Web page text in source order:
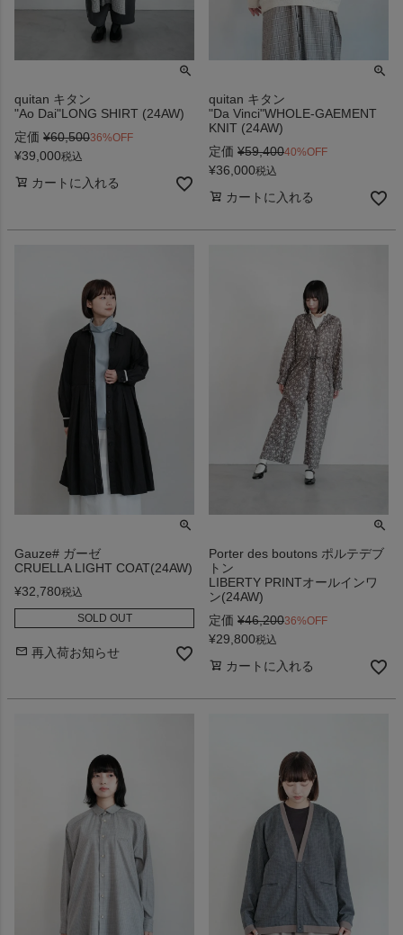
quitan キタン
"Ao Dai"LONG SHIRT (24AW)
定価 ¥60,50036%OFF
¥39,000税込
カートに入れる
quitan キタン
"Da Vinci"WHOLE-GAEMENT
KNIT (24AW)
定価 ¥59,40040%OFF
¥36,000税込
カートに入れる
Gauze# ガーゼ
CRUELLA LIGHT COAT(24AW)
¥32,780税込
SOLD OUT
再入荷お知らせ
Porter des boutons ポルテデブ
トン
LIBERTY PRINTオールインワ
ン(24AW)
定価 ¥46,20036%OFF
¥29,800税込
カートに入れる